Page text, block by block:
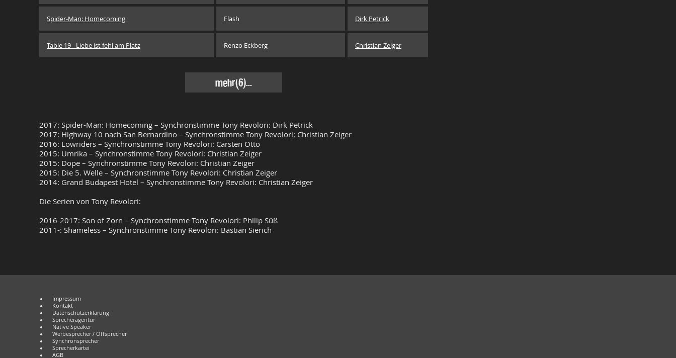
Spider-Man: Homecoming Flash Dirk Petrick
Table 19 - Liebe ist fehl am Platz Renzo Eckberg Christian Zeiger
mehr(6)...
2017: Spider-Man: Homecoming – Synchronstimme Tony Revolori: Dirk Petrick
2017: Highway 10 nach San Bernardino – Synchronstimme Tony Revolori: Christian Zeiger
2016: Lowriders – Synchronstimme Tony Revolori: Carsten Otto
2015: Umrika – Synchronstimme Tony Revolori: Christian Zeiger
2015: Dope – Synchronstimme Tony Revolori: Christian Zeiger
2015: Die 5. Welle – Synchronstimme Tony Revolori: Christian Zeiger
2014: Grand Budapest Hotel – Synchronstimme Tony Revolori: Christian Zeiger
Die Serien von Tony Revolori:
2016-2017: Son of Zorn – Synchronstimme Tony Revolori: Philip Süß
2011-: Shameless – Synchronstimme Tony Revolori: Bastian Sierich
Impressum
Kontakt
Datenschutzerklärung
Sprecheragentur
Native Speaker
Werbesprecher / Offsprecher
Synchronsprecher
Sprecherkartei
AGB